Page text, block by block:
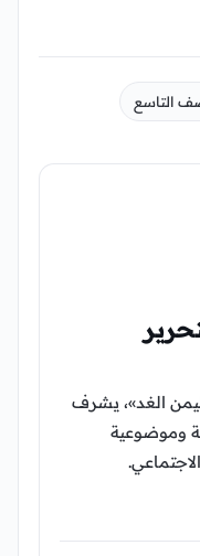
التاسع
الغد»، يشرف
وموضوعية